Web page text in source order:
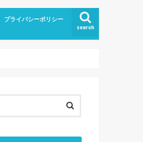
search
プライバシーポリシー